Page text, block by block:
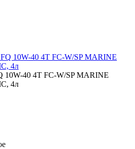
10W-40 4T FC-W/SP MARINE
4л